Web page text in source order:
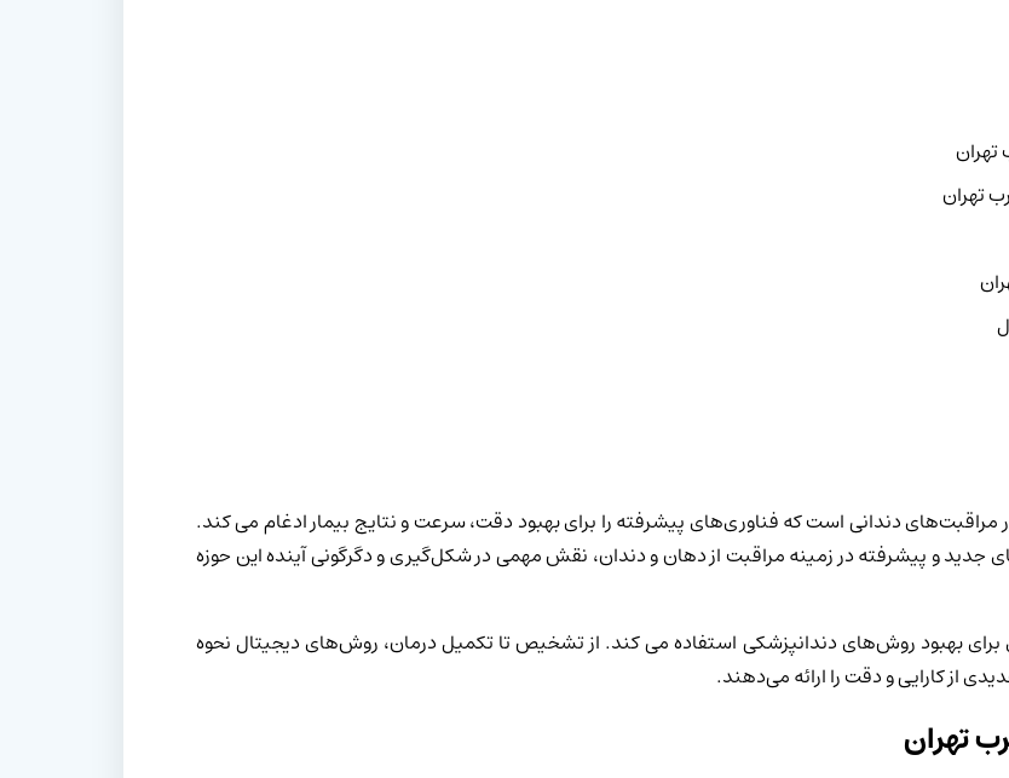
تهران
تهران
دندانی است که فناوری‌های پیشرفته را برای بهبود دقت، سرعت و نتایج بیمار ادغام می کند.
جدید و پیشرفته در زمینه مراقبت از دهان و دندان، نقش مهمی در شکل‌گیری و دگرگونی آینده این حوزه
برای بهبود روش‌های دندانپزشکی استفاده می کند. از تشخیص تا تکمیل درمان، روش‌های دیجیتال نحوه
از کارایی و دقت را ارائه می‌دهند.
تهران